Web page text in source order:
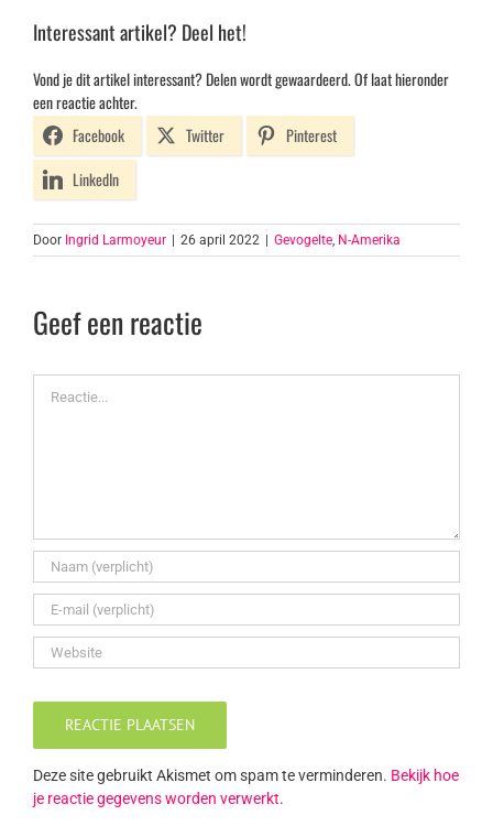
Interessant artikel? Deel het!
Vond je dit artikel interessant? Delen wordt gewaardeerd. Of laat hieronder
een reactie achter.
Facebook
Twitter
Pinterest
LinkedIn
Door Ingrid Larmoyeur | 26 april 2022 | Gevogelte N-Amerika
Geef een reactie
Deze site gebruikt Akismet om spam te verminderen. Bekijk hoe
je reactie gegevens worden verwerkt.